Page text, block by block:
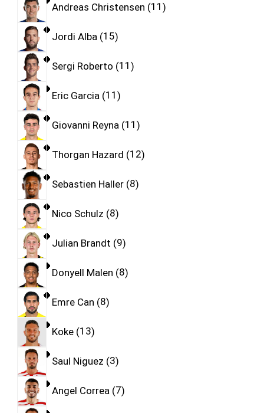
Andreas Christensen 11
Jordi Alba 15
Sergi Roberto 11
Eric Garcia 11
Giovanni Reyna 11
Thorgan Hazard 12
Sebastien Haller 8
Nico Schulz 8
Julian Brandt 9
Donyell Malen 8
Emre Can 8
Koke 13
Saul Niguez 3
Angel Correa 7